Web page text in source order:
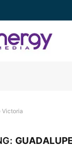
Victoria